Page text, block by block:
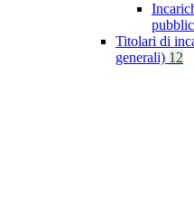
Titolari di
generali) 12